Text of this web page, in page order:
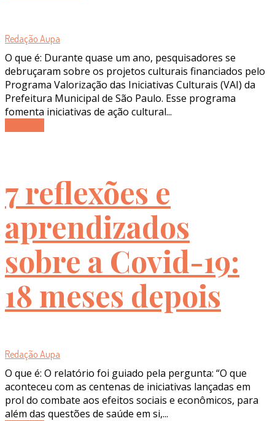
Redação Aupa
O que é: Durante quase um ano, pesquisadores se
debruçaram sobre os projetos culturais financiados pelo
Programa Valorização das Iniciativas Culturais (VAI) da
Prefeitura Municipal de São Paulo. Esse programa
fomenta iniciativas de ação cultural...
7 reflexões e
aprendizados
sobre a Covid-19:
18 meses depois
Redação Aupa
O que é: O relatório foi guiado pela pergunta: “O que
aconteceu com as centenas de iniciativas lançadas em
prol do combate aos efeitos sociais e econômicos, para
além das questões de saúde em si,...